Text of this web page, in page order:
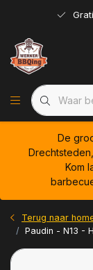
De
Kom
Terug naar
Paudin - N13 -